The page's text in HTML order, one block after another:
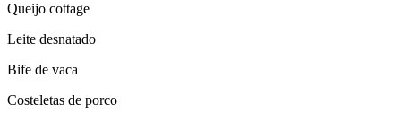
Queijo cottage
Leite desnatado
Bife de vaca
Costeletas de porco